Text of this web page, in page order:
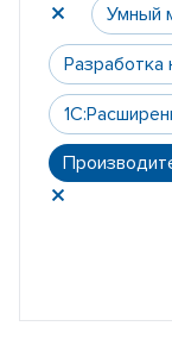
Умный
Разработка